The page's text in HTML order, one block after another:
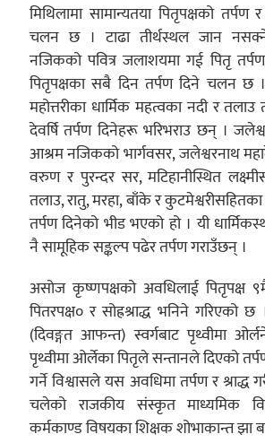
मिथिलामा सामान्यतया पितृपक्षको तर्पण र
चलन छ । टाढा तीर्थस्थल जान
नजिकको पवित्र जलाशयमा गई पितृ
पितृपक्षका सबै दिन तर्पण दिने चलन छ
महोत्तरीका धार्मिक महत्वका नदी र
देवर्षि तर्पण दिनेहरू भरिभराउ छन् ।
आश्रम नजिकको भार्गवसर, जलेश्वरनाथ
वरुण र पुरन्दर सर, मटिहानीस्थित
तलाउ, रातु, मरहा, बाँके र
तर्पण दिनेको भीड भएको हो । यी
नै सामूहिक सङ्कल्प पढेर तर्पण गराउँछन् ।
असोज कृष्णपक्षको अवधिलाई पितृपक्ष
पितरपक्ष० र सोह्रश्राद्ध भनिने गरिएको
(दिवङ्गत आफन्त) स्वर्गबाट पृथ्वीमा
पृथ्वीमा ओर्लेका पितृले सन्तानले दिएको
गर्ने विश्वासले यस अवधिमा तर्पण र श्राद्ध
चलेको राजकीय संस्कृत माध्यमिक
कर्मकाण्ड विषयका शिक्षक शोभाकान्त झा